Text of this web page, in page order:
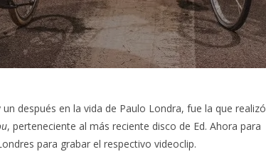
después en la vida de Paulo Londra, fue la que realizó
, perteneciente al más reciente disco de Ed. Ahora para
para grabar el respectivo videoclip.